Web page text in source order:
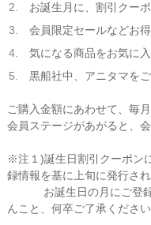
お誕生月に、割引クー
会員限定セールなどお
気になる商品をお気に
黒船社中、アニタマを
ご購入金額にあわせて、毎
会員ステージがあがると、
※注１)誕生日割引クーポン
録情報を基に上旬に発行され
お誕生日の月にご登録
んこと、何卒ご了承ください